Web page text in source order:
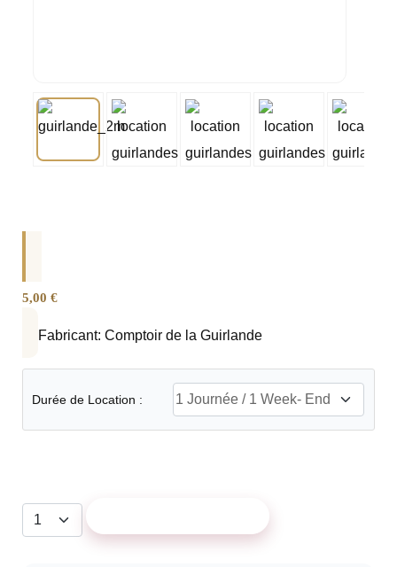
5,00 €
Fabricant: Comptoir de la Guirlande
Durée de Location :